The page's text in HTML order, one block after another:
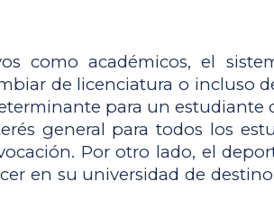
como académicos, el
de licenciatura o incluso
para un estudiante
general para todos los
Por otro lado, el
en su universidad de